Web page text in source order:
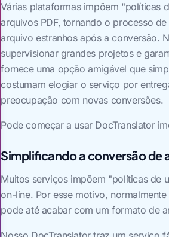
Várias plataformas impõem "políticas
arquivos PDF, tornando o processo
arquivo estranhos após a conversão.
supervisionar grandes projetos e
fornece uma opção amigável que
costumam elogiar o serviço por
preocupação com novas conversões.
Pode começar a usar DocTranslator
Simplificando a conversão de
Muitos serviços impõem "políticas de
on-line. Por esse motivo,
pode até acabar com um formato de